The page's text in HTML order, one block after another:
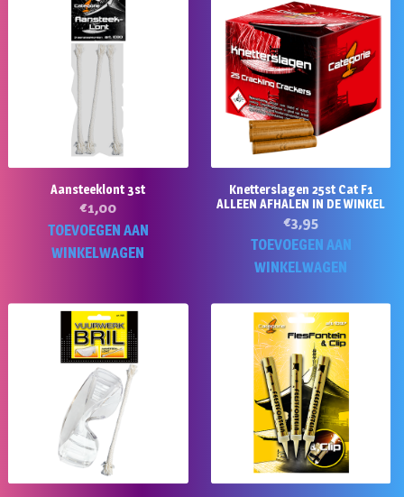
Aansteeklont 3st
€1,00
TOEVOEGEN AAN
WINKELWAGEN
Knetterslagen 25st Cat F1
ALLEEN AFHALEN IN DE WINKEL
€3,95
TOEVOEGEN AAN
WINKELWAGEN